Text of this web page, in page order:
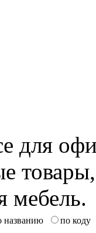
для
мебель.
названию по коду